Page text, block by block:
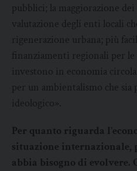
pubblici; la maggiorazione
valutazione degli enti locali
rigenerazione urbana; più
finanziamenti regionali per le
investono in economia
per un ambientalismo che sia
ideologico».
Per quanto riguarda
situazione internazionale,
abbia bisogno di evolvere.